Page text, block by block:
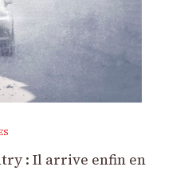
: Il arrive enfin en